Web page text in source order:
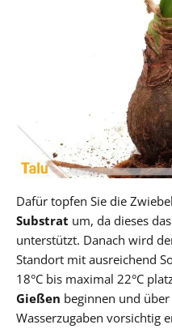
Dafür topfen Sie die
Substrat um, da dieses
unterstützt. Danach wird
Standort mit ausreichend
18°C bis maximal 22°C
Gießen beginnen und
Wasserzugaben vorsichtig